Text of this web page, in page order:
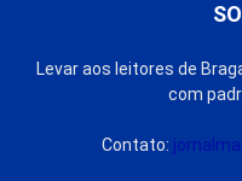
Levar aos leitores de
com
Contato: